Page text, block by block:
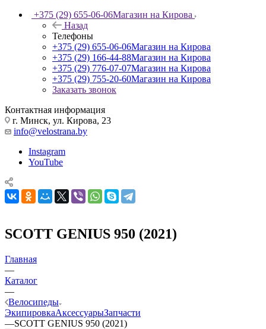
+375 (29) 655-06-06Магазин на Кирова
Назад
Телефоны
+375 (29) 655-06-06Магазин на Кирова
+375 (29) 166-44-88Магазин на Кирова
+375 (29) 776-07-07Магазин на Кирова
+375 (29) 755-20-60Магазин на Кирова
Заказать звонок
Контактная информация
г. Минск, ул. Кирова, 23
info@velostrana.by
Instagram
YouTube
SCOTT GENIUS 950 (2021)
Главная
—
Каталог
—
Велосипеды
ЭкипировкаАксессуарыЗапчасти
—SCOTT GENIUS 950 (2021)